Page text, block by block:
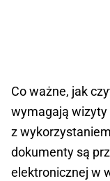
Co ważne, jak
wymagają wizyty
z
dokumenty są
elektronicznej w